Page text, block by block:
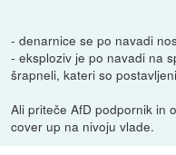
- denarnice se po navadi
- eksploziv je po navadi na
šrapneli, kateri so
Ali priteče AfD podpornik in
cover up na nivoju vlade.